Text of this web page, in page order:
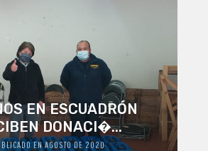
EN ESCUADRÓN
DONACI�...
EN AGOSTO DE 2020